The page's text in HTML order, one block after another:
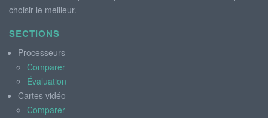
choisir le meilleur.
SECTIONS
Processeurs
Comparer
Évaluation
Cartes vidéo
Comparer